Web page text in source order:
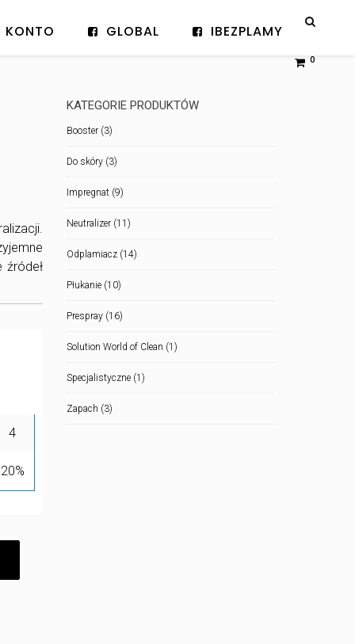
KONTO GLOBAL IBEZPLAMY
0
źródeł
4
20%
KATEGORIE PRODUKTÓW
Booster (3)
Do skóry (3)
Impregnat (9)
Neutralizer (11)
Odplamiacz (14)
Płukanie (10)
Prespray (16)
Solution World of Clean (1)
Specjalistyczne (1)
Zapach (3)